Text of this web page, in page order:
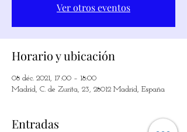
Ver otros eventos
Horario y ubicación
08 déc. 2021, 17:00 – 18:00
Madrid, C. de Zurita, 23, 28012 Madrid, España
Entradas